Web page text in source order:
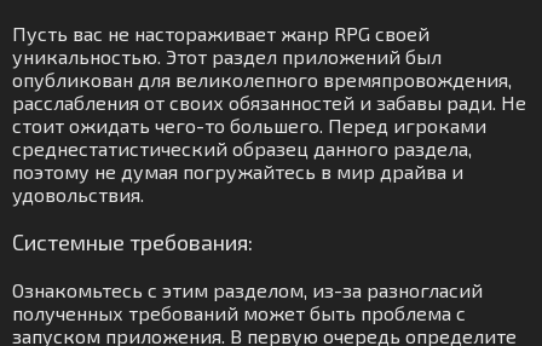
Пусть вас не настораживает жанр RPG своей
уникальностью. Этот раздел приложений был
опубликован для великолепного времяпровождения,
расслабления от своих обязанностей и забавы ради. Не
стоит ожидать чего-то большего. Перед игроками
среднестатистический образец данного раздела,
поэтому не думая погружайтесь в мир драйва и
удовольствия.
Системные требования:
Ознакомьтесь с этим разделом, из-за разногласий
полученных требований может быть проблема с
запуском приложения. В первую очередь определите